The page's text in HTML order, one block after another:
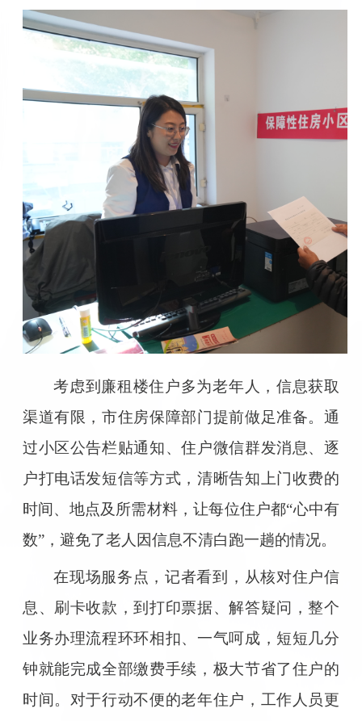
考虑到廉租楼住户多为老年人，信息获取
渠道有限，市住房保障部门提前做足准备。通
过小区公告栏贴通知、住户微信群发消息、逐
户打电话发短信等方式，清晰告知上门收费的
时间、地点及所需材料，让每位住户都“心中有
数”，避免了老人因信息不清白跑一趟的情况。
在现场服务点，记者看到，从核对住户信
息、刷卡收款，到打印票据、解答疑问，整个
业务办理流程环环相扣、一气呵成，短短几分
钟就能完成全部缴费手续，极大节省了住户的
时间。对于行动不便的老年住户，工作人员更